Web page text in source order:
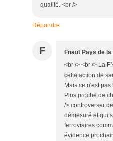
qualité. <br />
Répondre
F Fnaut Pays de
<br /> <br /> La
cette action de
Mais ce n'est
Plus proche de
/> controverser
démesuré et qui
ferroviaires
évidence